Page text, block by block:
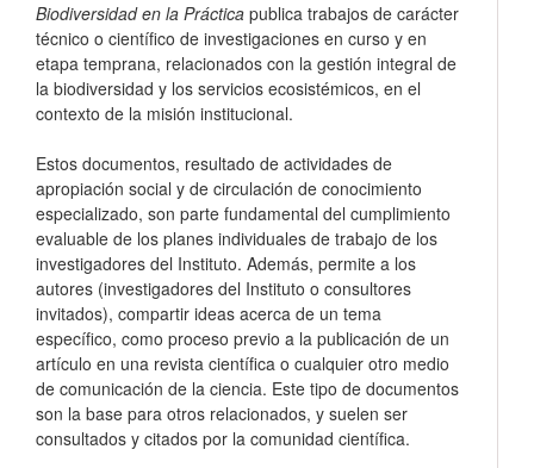
Biodiversidad en la Práctica publica trabajos de carácter
técnico o científico de investigaciones en curso y en
etapa temprana, relacionados con la gestión integral de
la biodiversidad y los servicios ecosistémicos, en el
contexto de la misión institucional.
Estos documentos, resultado de actividades de
apropiación social y de circulación de conocimiento
especializado, son parte fundamental del cumplimiento
evaluable de los planes individuales de trabajo de los
investigadores del Instituto. Además, permite a los
autores (investigadores del Instituto o consultores
invitados), compartir ideas acerca de un tema
específico, como proceso previo a la publicación de un
artículo en una revista científica o cualquier otro medio
de comunicación de la ciencia. Este tipo de documentos
son la base para otros relacionados, y suelen ser
consultados y citados por la comunidad científica.